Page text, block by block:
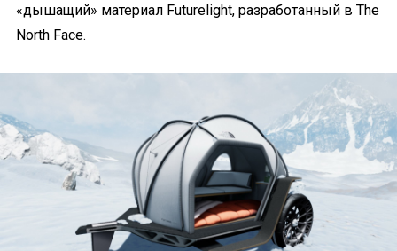
«дышащий» материал Futurelight, разработанный в The
North Face.